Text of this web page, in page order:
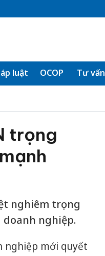
luật OCOP Tư vấn
trọng
nghiêm trọng
doanh nghiệp.
nghiệp mới quyết